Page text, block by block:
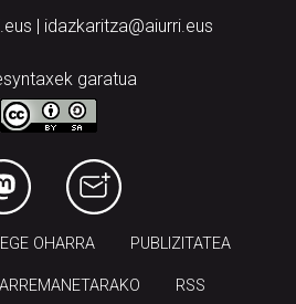
| idazkaritza@aiurri.eus
garatua
OHARRA PUBLIZITATEA
RSS